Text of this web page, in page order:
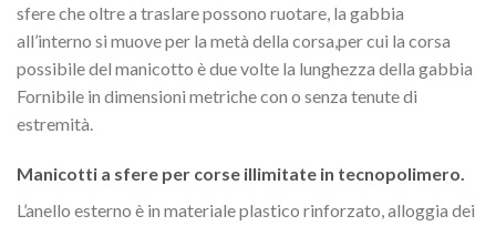
sfere che oltre a traslare possono ruotare, la gabbia
all’interno si muove per la metà della corsa,per cui la corsa
possibile del manicotto è due volte la lunghezza della gabbia
Fornibile in dimensioni metriche con o senza tenute di
estremità.
Manicotti a sfere per corse illimitate in tecnopolimero.
L’anello esterno è in materiale plastico rinforzato, alloggia dei